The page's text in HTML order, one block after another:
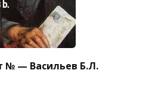
№ — Васильев Б.Л.